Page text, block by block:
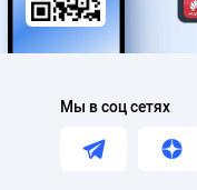
Мы в соц сетях